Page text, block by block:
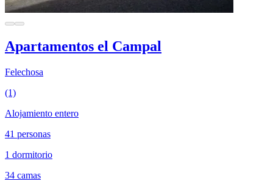
Apartamentos el Campal
Felechosa
(1)
Alojamiento entero
41 personas
1 dormitorio
34 camas